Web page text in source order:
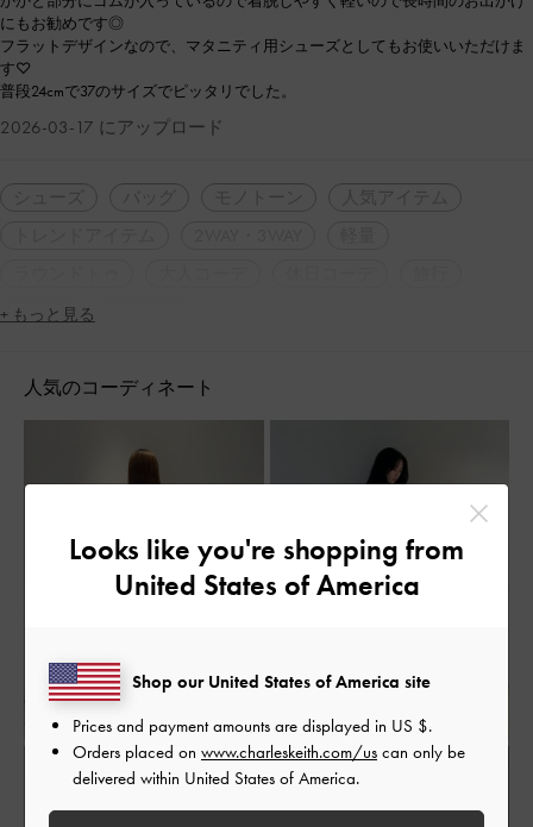
にもお勧めです◎
フラットデザインなので、マタニティ用シューズとしてもお使いいただけま
す♡
普段24cmで37のサイズでピッタリでした。
2026-03-17 にアップロード
シューズ
人気アイテム
女子会
+ もっと見る
人気のコーディネート
Looks like you're shopping from
United States of America
Shop our United States of America site
Prices and payment amounts are displayed in US $.
Orders placed on www.charleskeith.com/us can only be
delivered within United States of America.